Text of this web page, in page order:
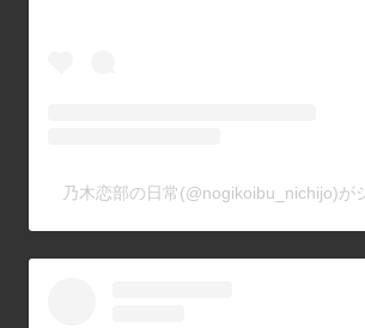
乃木恋部の日常(@nogikoibu_nichijo)が